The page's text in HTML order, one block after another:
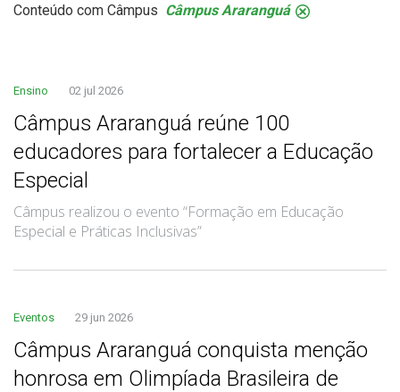
Conteúdo com Câmpus Câmpus Araranguá .
Ensino 02 jul 2026
Câmpus Araranguá reúne 100
educadores para fortalecer a Educação
Especial
Câmpus realizou o evento “Formação em Educação
Especial e Práticas Inclusivas”
Eventos 29 jun 2026
Câmpus Araranguá conquista menção
honrosa em Olimpíada Brasileira de